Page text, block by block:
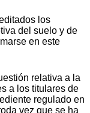
los
del suelo y de
en este
relativa a la
a los titulares de
regulado en
vez que se ha